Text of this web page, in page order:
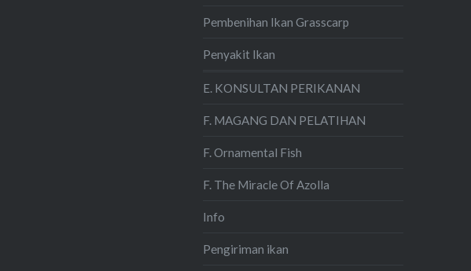
Pembenihan Ikan Grasscarp
Penyakit Ikan
E. KONSULTAN PERIKANAN
F. MAGANG DAN PELATIHAN
F. Ornamental Fish
F. The Miracle Of Azolla
Info
Pengiriman ikan